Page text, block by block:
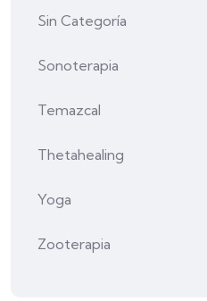
Sin Categoría
Sonoterapia
Temazcal
Thetahealing
Yoga
Zooterapia